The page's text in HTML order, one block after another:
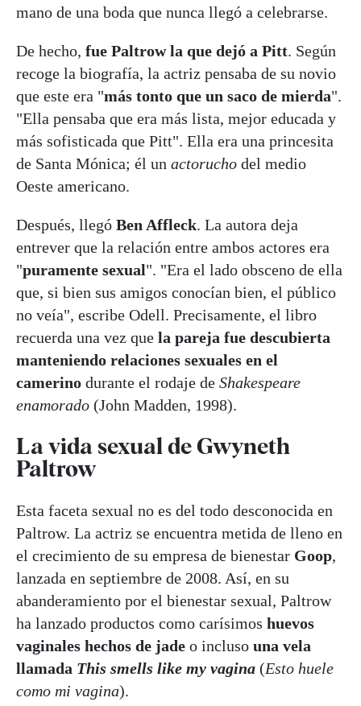
mano de una boda que nunca llegó a celebrarse.
De hecho, fue Paltrow la que dejó a Pitt. Según
recoge la biografía, la actriz pensaba de su novio
que este era "más tonto que un saco de mierda".
"Ella pensaba que era más lista, mejor educada y
más sofisticada que Pitt". Ella era una princesita
de Santa Mónica; él un actorucho del medio
Oeste americano.
Después, llegó Ben Affleck. La autora deja
entrever que la relación entre ambos actores era
"puramente sexual". "Era el lado obsceno de ella
que, si bien sus amigos conocían bien, el público
no veía", escribe Odell. Precisamente, el libro
recuerda una vez que la pareja fue descubierta
manteniendo relaciones sexuales en el
camerino durante el rodaje de Shakespeare
enamorado (John Madden, 1998).
La vida sexual de Gwyneth
Paltrow
Esta faceta sexual no es del todo desconocida en
Paltrow. La actriz se encuentra metida de lleno en
el crecimiento de su empresa de bienestar Goop,
lanzada en septiembre de 2008. Así, en su
abanderamiento por el bienestar sexual, Paltrow
ha lanzado productos como carísimos huevos
vaginales hechos de jade o incluso una vela
llamada This smells like my vagina (Esto huele
como mi vagina).